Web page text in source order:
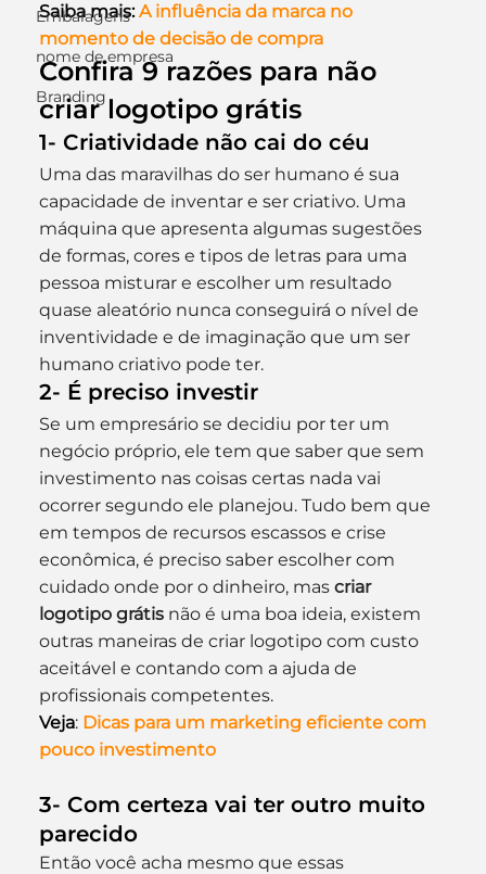
Embalagens
nome de empresa
Branding
Saiba mais: A influência da marca no
momento de decisão de compra
Confira 9 razões para não
criar logotipo grátis
1- Criatividade não cai do céu
Uma das maravilhas do ser humano é sua
capacidade de inventar e ser criativo. Uma
máquina que apresenta algumas sugestões
de formas, cores e tipos de letras para uma
pessoa misturar e escolher um resultado
quase aleatório nunca conseguirá o nível de
inventividade e de imaginação que um ser
humano criativo pode ter.
2- É preciso investir
Se um empresário se decidiu por ter um
negócio próprio, ele tem que saber que sem
investimento nas coisas certas nada vai
ocorrer segundo ele planejou. Tudo bem que
em tempos de recursos escassos e crise
econômica, é preciso saber escolher com
cuidado onde por o dinheiro, mas criar
logotipo grátis não é uma boa ideia, existem
outras maneiras de criar logotipo com custo
aceitável e contando com a ajuda de
profissionais competentes.
Veja: Dicas para um marketing eficiente com
pouco investimento
3- Com certeza vai ter outro muito
parecido
Então você acha mesmo que essas